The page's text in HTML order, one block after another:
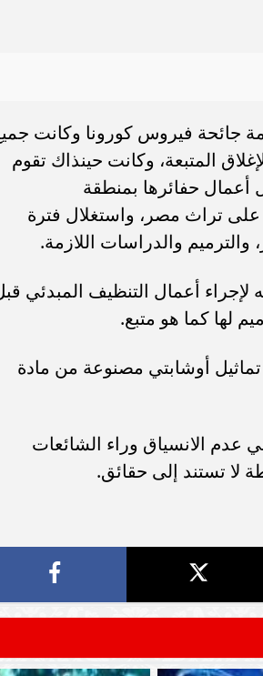
المتداول يعود لعام 2020، خلال أزمة جائحة فيروس كورونا وكانت
المتبعة، وكانت حينذاك تقوم
أعمال حفائرها بمنطقة
على تراث مصر، واستغلال فترة
والترميم والدراسات اللازمة.
لإجراء أعمال التنظيف المبدئي
لها كما هو متبع.
تماثيل أوشابتي مصنوعة من مادة
عدم الانسياق وراء الشائعات
لا تستند إلى حقائق.